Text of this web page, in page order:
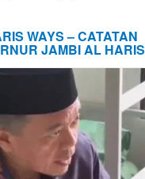
WAYS – CATATAN
JAMBI AL HARIS